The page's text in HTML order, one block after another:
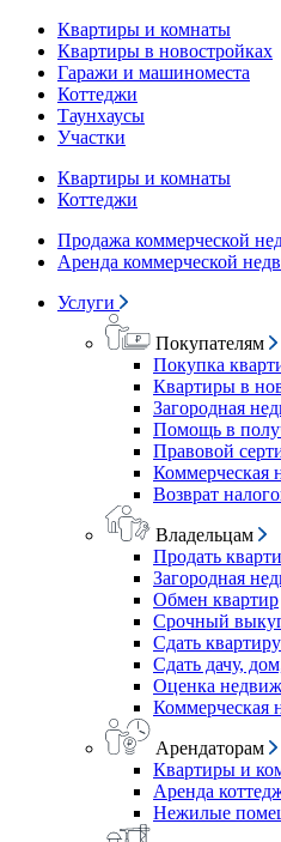
Квартиры и комнаты
Квартиры в новостройках
Гаражи и машиноместа
Коттеджи
Таунхаусы
Участки
Квартиры и комнаты
Коттеджи
Продажа коммерческой
Аренда коммерческой
Услуги
Покупателям
Покупка
Квартиры в
Загородная
Помощь в
Правовой
Коммерческая
Возврат
Владельцам
Продать
Загородная
Обмен квартир
Срочный
Сдать
Сдать дачу,
Оценка
Коммерческая
Арендаторам
Квартиры и
Аренда
Нежилые